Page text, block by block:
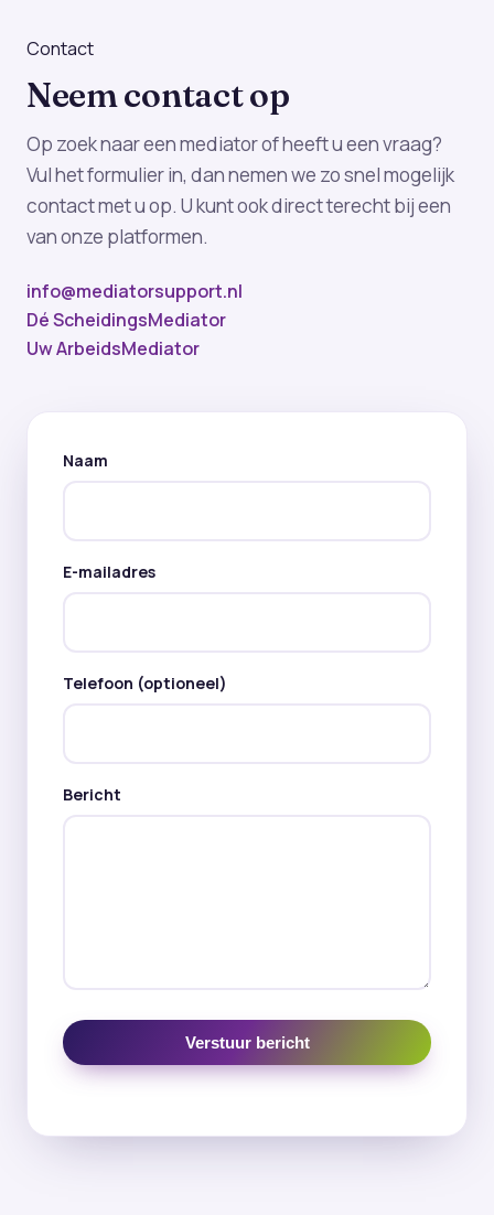
Contact
Neem contact op
Op zoek naar een mediator of heeft u een vraag?
Vul het formulier in, dan nemen we zo snel mogelijk
contact met u op. U kunt ook direct terecht bij een
van onze platformen.
info@mediatorsupport.nl
Dé ScheidingsMediator
Uw ArbeidsMediator
Naam
E-mailadres
Telefoon (optioneel)
Bericht
Verstuur bericht